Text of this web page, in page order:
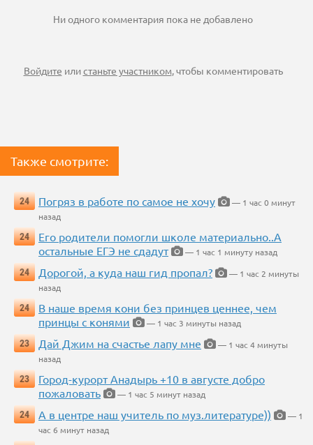
Ни одного комментария пока не добавлено
Войдите илистаньте участником, чтобы комментировать
Также смотрите:
24 Погряз в работе по самое не хочу
— 1 час 0 минут
назад
24
Его родители помогли школе материально..А
остальные ЕГЭ не сдадут
— 1 час 1 минуту назад
24
Дорогой, а куда наш гид пропал?
— 1 час 2 минуты
назад
24
В наше время кони без принцев ценнее, чем
принцы с конями
— 1 час 3 минуты назад
23
Дай Джим на счастье лапу мне
— 1 час 4 минуты
назад
23
Город-курорт Анадырь +10 в августе добро
пожаловать
— 1 час 5 минут назад
24
А в центре наш учитель по муз.литературе))
— 1
час 6 минут назад